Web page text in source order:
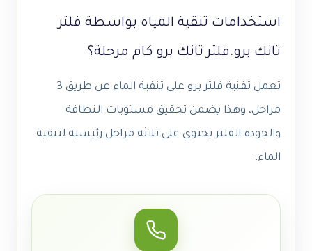
استخدامات تنقية المياه بواسطة فلتر
تانك برو.فلتر تانك برو كام مرحلة؟
تعمل تقنية فلتر برو على تنقية الماء عن طريق 3
مراحل، وهذا يضمن تحقيق مستويات النظافة
والجودة.الفلتر يحتوي على ثلاثة مراحل رئيسية لتنقية
الماء،